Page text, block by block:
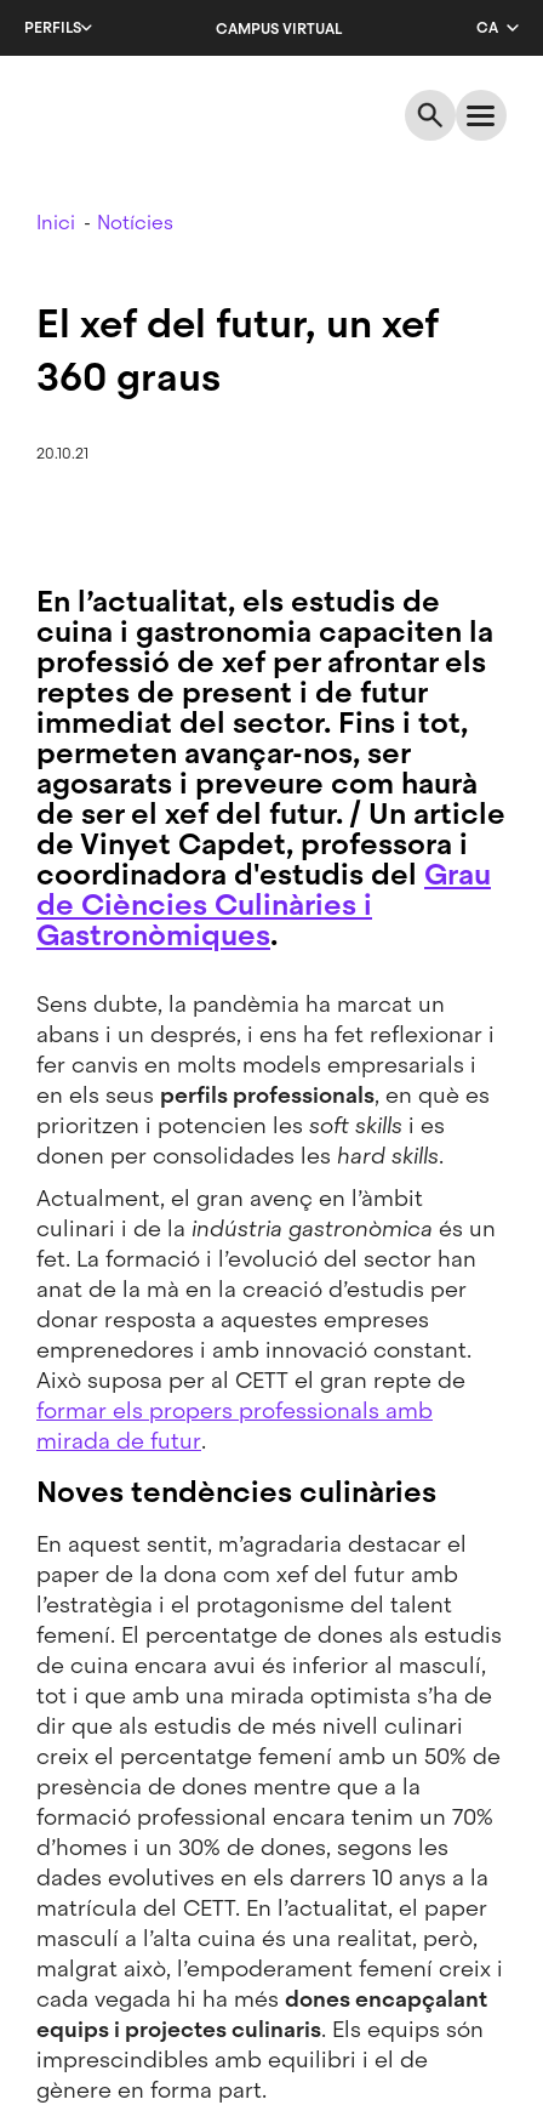
PERFILS CAMPUS VIRTUAL
CA
ES
Breadcrumb
Inici Notícies
El xef del futur, un xef
360 graus
20.10.21
En l’actualitat, els estudis de
cuina i gastronomia capaciten la
professió de xef per afrontar els
reptes de present i de futur
immediat del sector. Fins i tot,
permeten avançar-nos, ser
agosarats i preveure com haurà
de ser el xef del futur. / Un article
de Vinyet Capdet, professora i
coordinadora d'estudis del Grau
de Ciències Culinàries i
Gastronòmiques.
Sens dubte, la pandèmia ha marcat un
abans i un després, i ens ha fet reflexionar i
fer canvis en molts models empresarials i
en els seus perfils professionals, en què es
prioritzen i potencien les soft skills i es
donen per consolidades les hard skills.
Actualment, el gran avenç en l’àmbit
culinari i de la indústria gastronòmica és un
fet. La formació i l’evolució del sector han
anat de la mà en la creació d’estudis per
donar resposta a aquestes empreses
emprenedores i amb innovació constant.
Això suposa per al CETT el gran repte de
formar els propers professionals amb
mirada de futur.
Noves tendències culinàries
En aquest sentit, m’agradaria destacar el
paper de la dona com xef del futur amb
l’estratègia i el protagonisme del talent
femení. El percentatge de dones als estudis
de cuina encara avui és inferior al masculí,
tot i que amb una mirada optimista s’ha de
dir que als estudis de més nivell culinari
creix el percentatge femení amb un 50% de
presència de dones mentre que a la
formació professional encara tenim un 70%
d’homes i un 30% de dones, segons les
dades evolutives en els darrers 10 anys a la
matrícula del CETT. En l’actualitat, el paper
masculí a l’alta cuina és una realitat, però,
malgrat això, l’empoderament femení creix i
cada vegada hi ha més dones encapçalant
equips i projectes culinaris. Els equips són
imprescindibles amb equilibri i el de
gènere en forma part.